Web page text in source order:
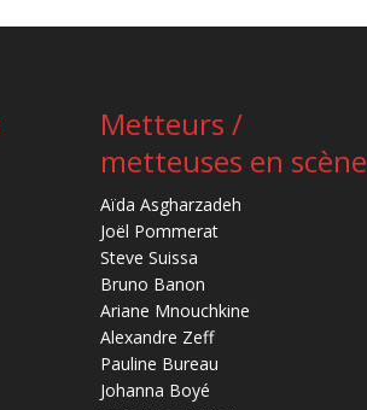
Metteurs /
metteuses en scène
Aïda Asgharzadeh
Joël Pommerat
Steve Suissa
Bruno Banon
Ariane Mnouchkine
Alexandre Zeff
Pauline Bureau
Johanna Boyé